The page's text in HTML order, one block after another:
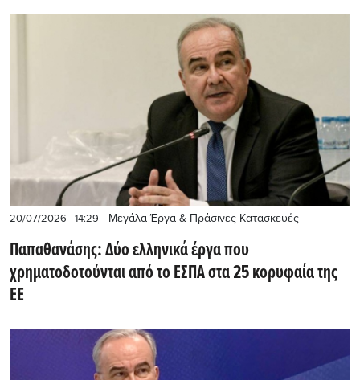
20/07/2026 - 14:29 - Μεγάλα Έργα & Πράσινες Κατασκευές
Παπαθανάσης: Δύο ελληνικά έργα που
χρηματοδοτούνται από το ΕΣΠΑ στα 25 κορυφαία της
ΕΕ